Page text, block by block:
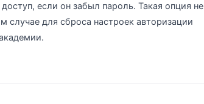
если он забыл пароль. Такая опция не
для сброса настроек авторизации